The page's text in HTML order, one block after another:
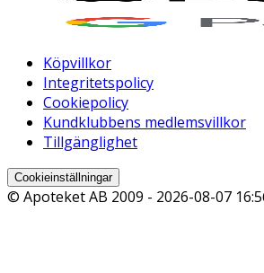
Köpvillkor
Integritetspolicy
Cookiepolicy
Kundklubbens medlemsvillkor
Tillgänglighet
Cookieinställningar
© Apoteket AB 2009 - 2026-08-07